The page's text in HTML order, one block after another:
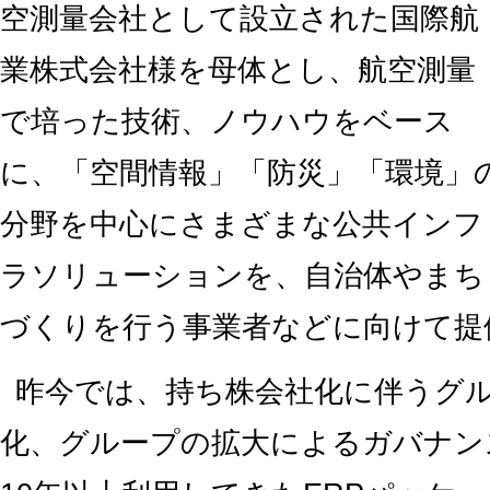
空測量会社として設立された国際航
業株式会社様を母体とし、航空測量
で培った技術、ノウハウをベース
に、「空間情報」「防災」「環境」
分野を中心にさまざまな公共インフ
ラソリューションを、自治体やまち
づくりを行う事業者などに向けて
昨今では、持ち株会社化に伴うグ
化、グループの拡大によるガバナ